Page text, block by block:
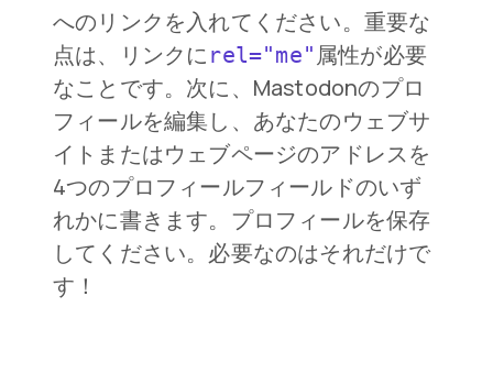
へのリンクを入れてください。重要な
点は、リンクに rel="me" 属性が必要
なことです。次に、Mastodonのプロ
フィールを編集し、あなたのウェブサ
イトまたはウェブページのアドレスを
4つのプロフィールフィールドのいず
れかに書きます。プロフィールを保存
してください。必要なのはそれだけで
す！